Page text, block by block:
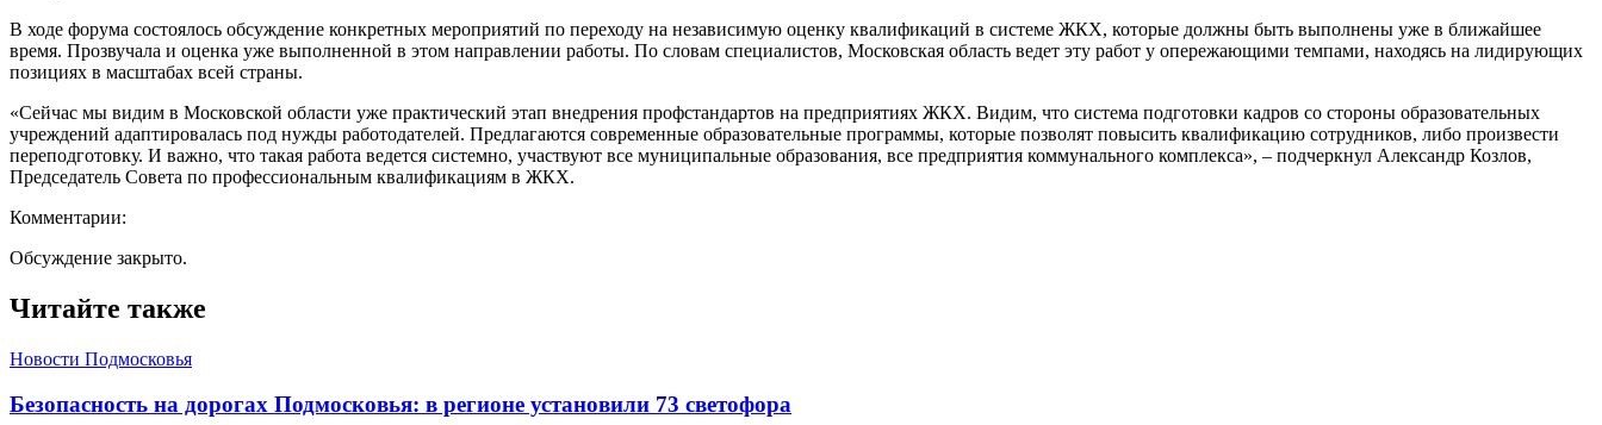
В ходе форума состоялось обсуждение конкретных мероприятий по переходу на независимую оценку квалификаций в системе ЖКХ, которые должны быть выполнены уже в ближайшее
время. Прозвучала и оценка уже выполненной в этом направлении работы. По словам специалистов, Московская область ведет эту работ у опережающими темпами, находясь на лидирующих
позициях в масштабах всей страны.
«Сейчас мы видим в Московской области уже практический этап внедрения профстандартов на предприятиях ЖКХ. Видим, что система подготовки кадров со стороны образовательных
учреждений адаптировалась под нужды работодателей. Предлагаются современные образовательные программы, которые позволят повысить квалификацию сотрудников, либо произвести
переподготовку. И важно, что такая работа ведется системно, участвуют все муниципальные образования, все предприятия коммунального комплекса», – подчеркнул Александр Козлов,
Председатель Совета по профессиональным квалификациям в ЖКХ.
Комментарии:
Обсуждение закрыто.
Читайте также
Новости Подмосковья
Безопасность на дорогах Подмосковья: в регионе установили 73 светофора